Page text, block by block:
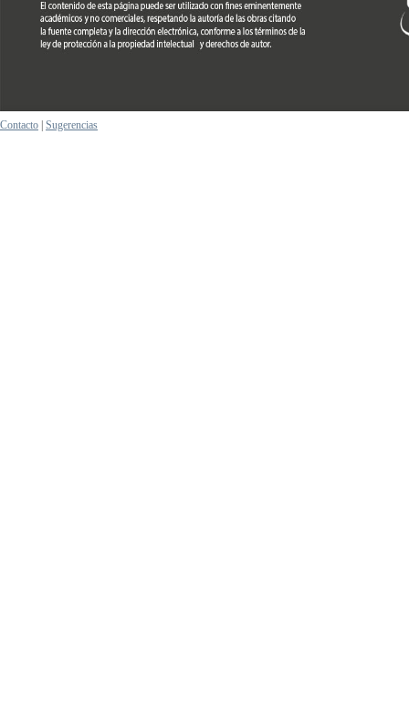
Contacto Sugerencias